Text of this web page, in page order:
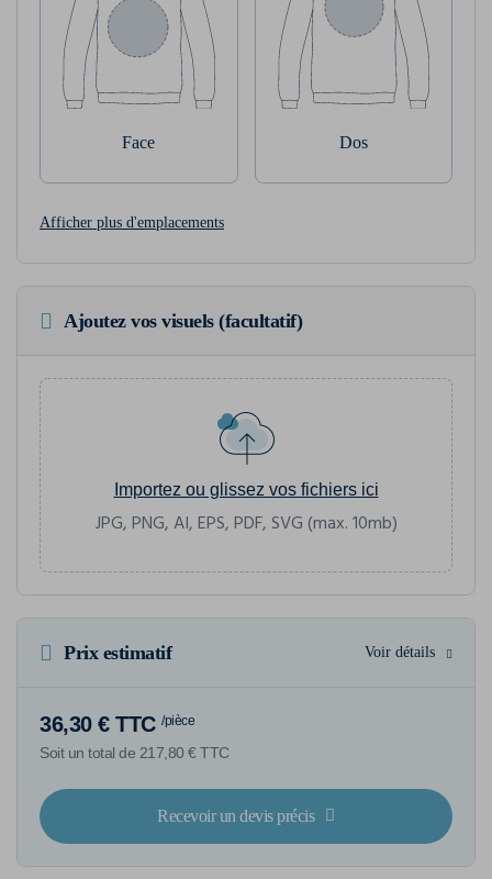
Face Dos
Afficher plus d'emplacements
Ajoutez vos visuels (facultatif)
Importez ou glissez vos fichiers ici
JPG, PNG, AI, EPS, PDF, SVG (max. 10mb)
Prix estimatif Voir détails
36,30 € TTC /pièce
Soit un total de 217,80 € TTC
Recevoir un devis précis